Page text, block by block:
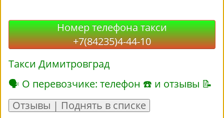
Номер телефона такси
+7(84235)4-44-10
Такси Димитровград
🗣 О перевозчике: телефон ☎ и отзывы 📝
Отзывы | Поднять в списке